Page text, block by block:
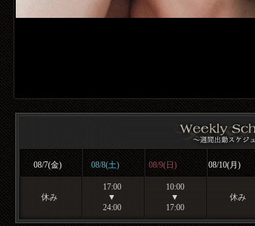
08/7(金) 08/8(土) 08/9(日) 08/10(月)
休み
17:00
▼
24:00
10:00
▼
17:00
休み